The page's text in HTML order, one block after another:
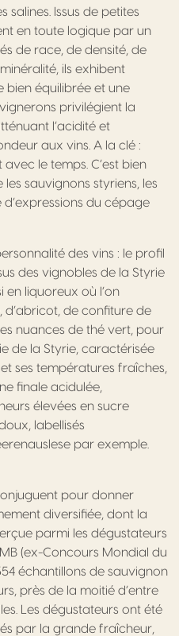
salines. Issus de petites
en toute logique par un
de race, de densité, de
ils exhibent
bien équilibrée et une
privilégient la
l’acidité et
aux vins. A la clé :
le temps. C’est bien
sauvignons styriens, les
du cépage
des vins : le profil
des vignobles de la Styrie
en liquoreux où l’on
d’abricot, de confiture de
nuances de thé vert, pour
de la Styrie, caractérisée
ses températures fraîches,
finale acidulée,
élevées en sucre
labellisés
par exemple.
pour donner
diversifiée, dont la
parmi les dégustateurs
(ex-Concours Mondial du
échantillons de sauvignon
près de la moitié d’entre
Les dégustateurs ont été
par la grande fraîcheur,